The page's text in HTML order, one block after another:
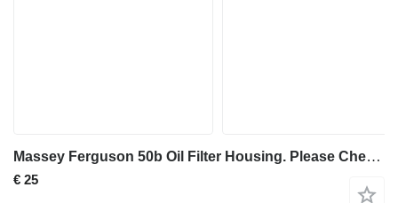
Massey Ferguson 50b Oil Filter Housing. Please Check By Photos 1437-160119-15322806 oliefilterhuis voor Massey Ferguson 50b graaflaadmachine
€ 25